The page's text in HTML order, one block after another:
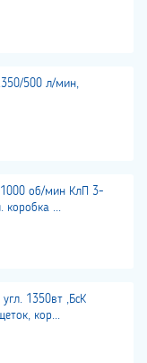
500 л/мин,
об/мин КлП 3-
коробка ...
1350вт ,БсК
кор...